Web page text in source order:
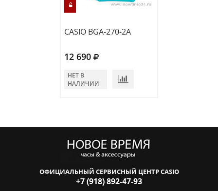
CASIO BGA-270-2A
12 690
НЕТ В
НАЛИЧИИ
ОФИЦИАЛЬНЫЙ СЕРВИСНЫЙ ЦЕНТР CASIO
+7 (918) 892-47-93